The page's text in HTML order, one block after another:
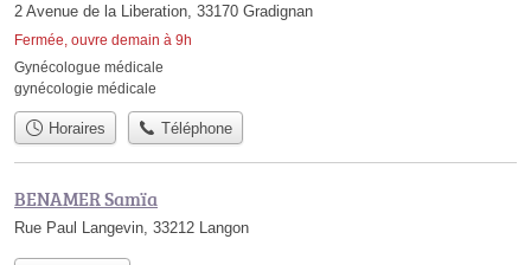
2 Avenue de la Liberation, 33170 Gradignan
Fermée, ouvre demain à 9h
Gynécologue médicale
gynécologie médicale
Horaires Téléphone
BENAMER Samïa
Rue Paul Langevin, 33212 Langon